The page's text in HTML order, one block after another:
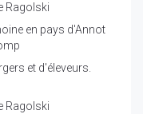
Ragolski
en pays d'Annot
et d'éleveurs.
Ragolski